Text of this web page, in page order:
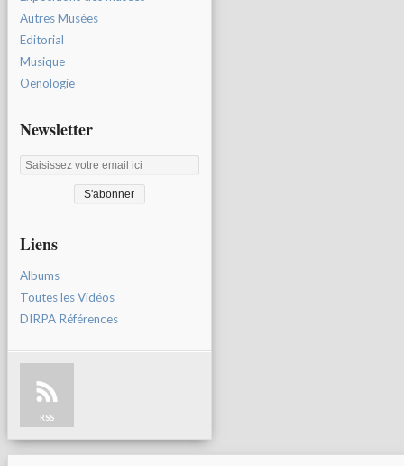
Autres Musées
Editorial
Musique
Oenologie
Newsletter
Liens
Albums
Toutes les Vidéos
DIRPA Références
RSS